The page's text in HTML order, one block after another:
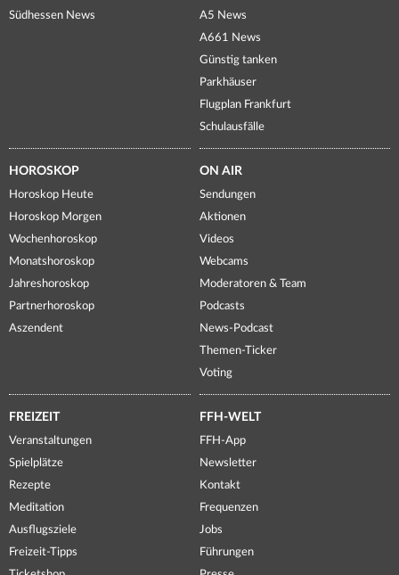
Südhessen News
A5 News
A661 News
Günstig tanken
Parkhäuser
Flugplan Frankfurt
Schulausfälle
HOROSKOP
Horoskop Heute
Horoskop Morgen
Wochenhoroskop
Monatshoroskop
Jahreshoroskop
Partnerhoroskop
Aszendent
ON AIR
Sendungen
Aktionen
Videos
Webcams
Moderatoren & Team
Podcasts
News-Podcast
Themen-Ticker
Voting
FREIZEIT
Veranstaltungen
Spielplätze
Rezepte
Meditation
Ausflugsziele
Freizeit-Tipps
FFH-WELT
FFH-App
Newsletter
Kontakt
Frequenzen
Jobs
Führungen